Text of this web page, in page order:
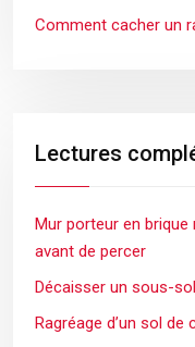
Comment cacher un
Lectures
Mur porteur en brique
avant de percer
Décaisser un sous-
Ragréage d’un sol